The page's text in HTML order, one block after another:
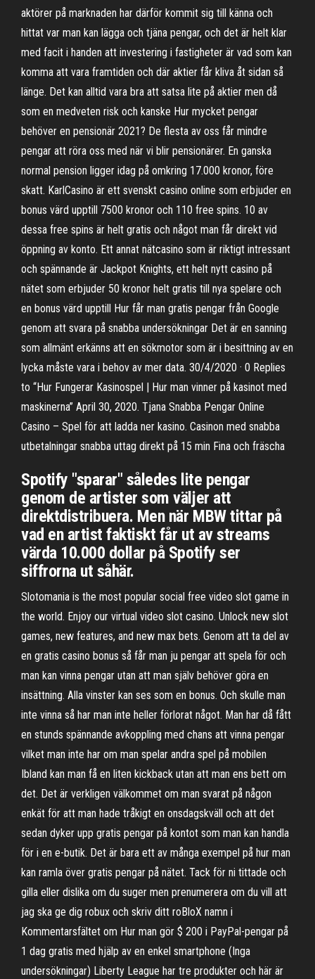
aktörer på marknaden har därför kommit sig till känna och
hittat var man kan lägga och tjäna pengar, och det är helt klar
med facit i handen att investering i fastigheter är vad som kan
komma att vara framtiden och där aktier får kliva åt sidan så
länge. Det kan alltid vara bra att satsa lite på aktier men då
som en medveten risk och kanske Hur mycket pengar
behöver en pensionär 2021? De flesta av oss får mindre
pengar att röra oss med när vi blir pensionärer. En ganska
normal pension ligger idag på omkring 17.000 kronor, före
skatt. KarlCasino är ett svenskt casino online som erbjuder en
bonus värd upptill 7500 kronor och 110 free spins. 10 av
dessa free spins är helt gratis och något man får direkt vid
öppning av konto. Ett annat nätcasino som är riktigt intressant
och spännande är Jackpot Knights, ett helt nytt casino på
nätet som erbjuder 50 kronor helt gratis till nya spelare och
en bonus värd upptill Hur får man gratis pengar från Google
genom att svara på snabba undersökningar Det är en sanning
som allmänt erkänns att en sökmotor som är i besittning av en
lycka måste vara i behov av mer data. 30/4/2020 · 0 Replies
to “Hur Fungerar Kasinospel | Hur man vinner på kasinot med
maskinerna” April 30, 2020. Tjana Snabba Pengar Online
Casino – Spel för att ladda ner kasino. Casinon med snabba
utbetalningar snabba uttag direkt på 15 min Fina och fräscha
Spotify "sparar" således lite pengar
genom de artister som väljer att
direktdistribuera. Men när MBW tittar på
vad en artist faktiskt får ut av streams
värda 10.000 dollar på Spotify ser
siffrorna ut såhär.
Slotomania is the most popular social free video slot game in
the world. Enjoy our virtual video slot casino. Unlock new slot
games, new features, and new max bets. Genom att ta del av
en gratis casino bonus så får man ju pengar att spela för och
man kan vinna pengar utan att man själv behöver göra en
insättning. Alla vinster kan ses som en bonus. Och skulle man
inte vinna så har man inte heller förlorat något. Man har då fått
en stunds spännande avkoppling med chans att vinna pengar
vilket man inte har om man spelar andra spel på mobilen
Ibland kan man få en liten kickback utan att man ens bett om
det. Det är verkligen välkommet om man svarat på någon
enkät för att man hade tråkigt en onsdagskväll och att det
sedan dyker upp gratis pengar på kontot som man kan handla
för i en e-butik. Det är bara ett av många exempel på hur man
kan ramla över gratis pengar på nätet. Tack för ni tittade och
gilla eller dislika om du suger men prenumerera om du vill att
jag ska ge dig robux och skriv ditt roBloX namn i
Kommentarsfältet om Hur man gör $ 200 i PayPal-pengar på
1 dag gratis med hjälp av en enkel smartphone (Inga
undersökningar) Liberty League har tre produkter och här är